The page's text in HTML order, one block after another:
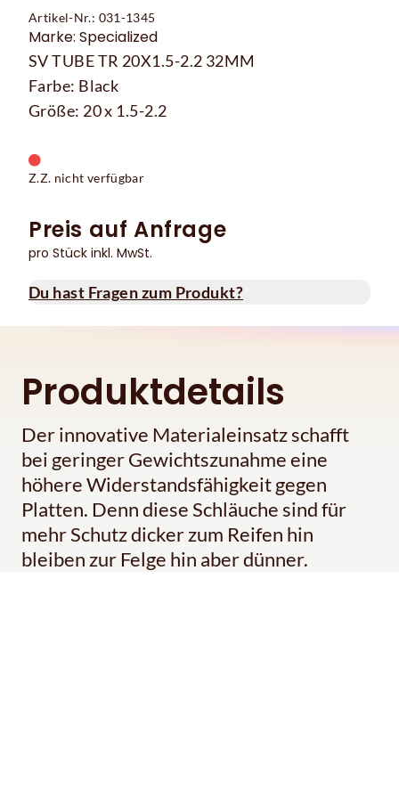
Artikel-Nr.: 031-1345
Marke: Specialized
SV TUBE TR 20X1.5-2.2 32MM
Farbe: Black
Größe: 20 x 1.5-2.2
Z.Z. nicht verfügbar
Preis auf Anfrage
pro Stück inkl. MwSt.
Du hast Fragen zum Produkt?
Produktdetails
Der innovative Materialeinsatz schafft
bei geringer Gewichtszunahme eine
höhere Widerstandsfähigkeit gegen
Platten. Denn diese Schläuche sind für
mehr Schutz dicker zum Reifen hin
bleiben zur Felge hin aber dünner.